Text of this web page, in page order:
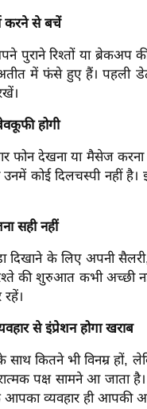
करने से बचें
पुराने रिश्तों या
में फंसे हुए हैं। पहली
होगी
फोन देखना या मैसेज
कोई दिलचस्पी नहीं
सही नहीं
दिखाने के लिए अपनी
की शुरुआत कभी अच्छी
रहें।
से इंप्रेशन होगा खराब
साथ कितने भी विनम्र हों,
पक्ष सामने आ जाता
व्यवहार ही आपकी